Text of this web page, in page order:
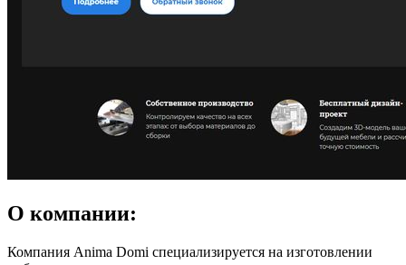
О компании:
Компания Anima Domi специализируется на изготовлении